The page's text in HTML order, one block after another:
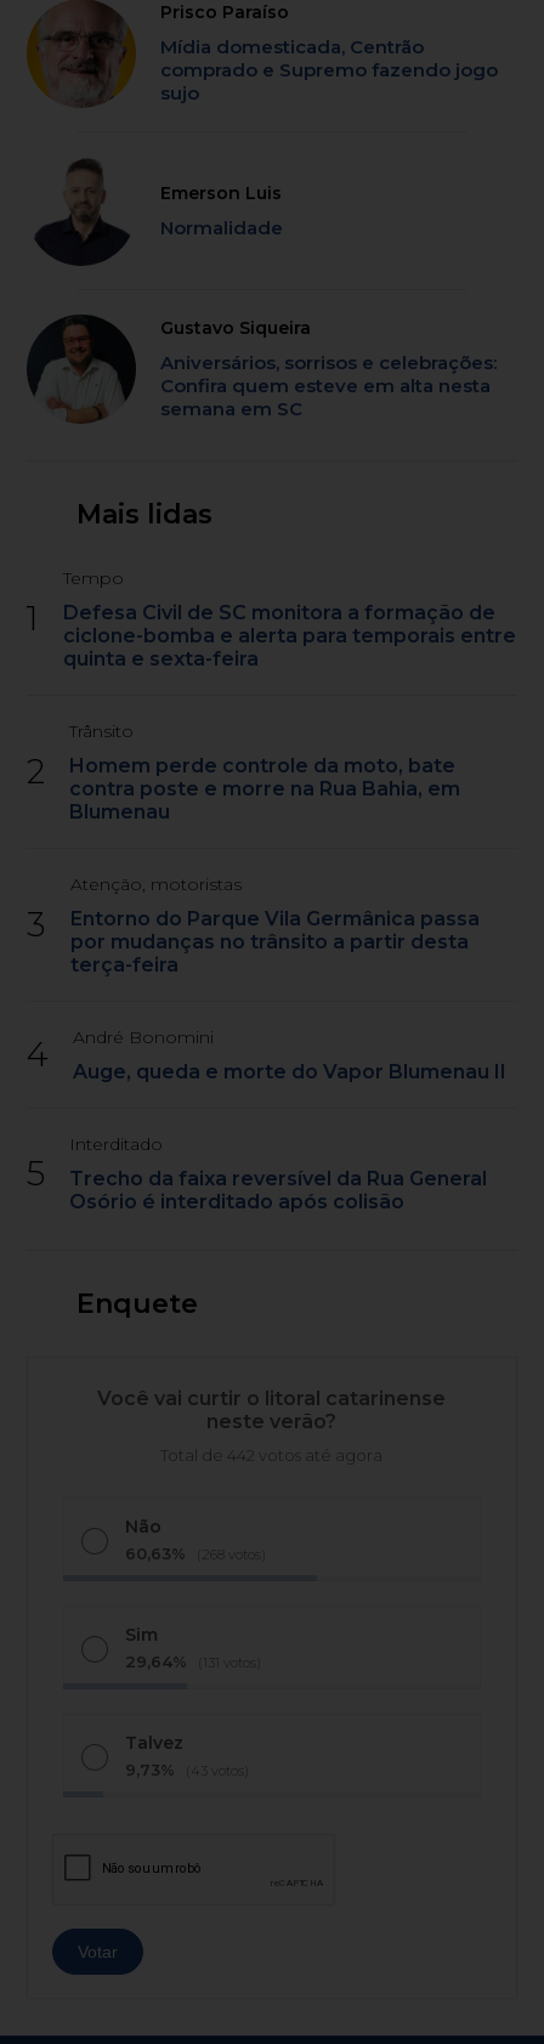
Prisco Paraíso
Mídia domesticada, Centrão
comprado e Supremo fazendo jogo
sujo
Emerson Luis
Normalidade
Gustavo Siqueira
Aniversários, sorrisos e celebrações:
Confira quem esteve em alta nesta
semana em SC
Mais lidas
1
Tempo
Defesa Civil de SC monitora a formação de
ciclone-bomba e alerta para temporais entre
quinta e sexta-feira
2
Trânsito
Homem perde controle da moto, bate
contra poste e morre na Rua Bahia, em
Blumenau
3
Atenção, motoristas
Entorno do Parque Vila Germânica passa
por mudanças no trânsito a partir desta
terça-feira
4 André Bonomini
Auge, queda e morte do Vapor Blumenau II
5
Interditado
Trecho da faixa reversível da Rua General
Osório é interditado após colisão
Enquete
Você vai curtir o litoral catarinense
neste verão?
Total de 442 votos até agora
Não
60,63% (268 votos)
Sim
29,64% (131 votos)
Talvez
9,73% (43 votos)